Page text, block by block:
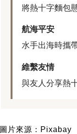
將熱十字麵包
航海平安
水手出海時攜
維繫友情
與友人分享熱
圖片來源：Pixabay